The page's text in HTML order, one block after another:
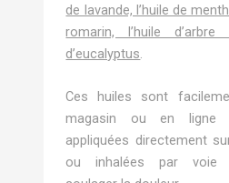
de lavande, l’huile de
romarin, l’huile
d’eucalyptus.
Ces huiles sont
magasin ou en ligne
appliquées directement
ou inhalées par voie